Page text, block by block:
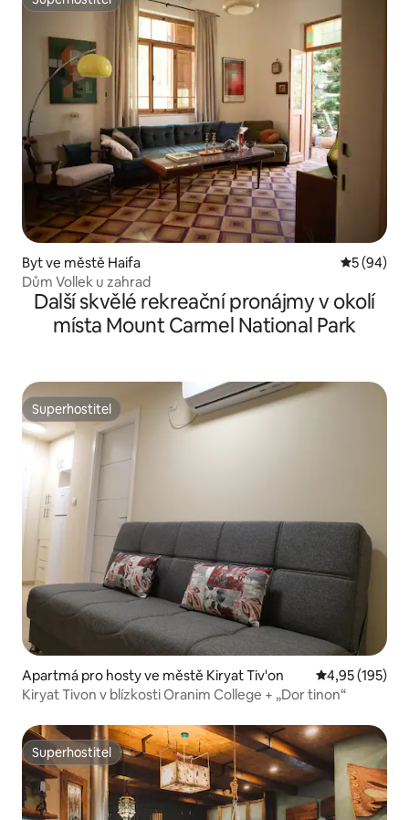
Superhostitel
Byt ve městě Haifa Průměrné
5 (94)
Dům Vollek u zahrad
Další skvělé rekreační pronájmy v okolí
místa Mount Carmel National Park
Superhostitel
Superhostitel
Apartmá pro hosty ve městě Kiryat Tiv'on Průměrné
4,95 (195)
Kiryat Tivon v blízkosti Oranim College + „Dor tinon“
Superhostitel
Superhostitel